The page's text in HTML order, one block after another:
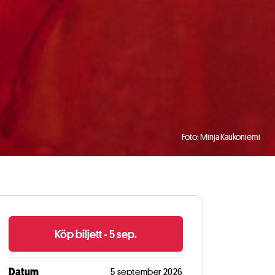
Foto: Minja Kaukoniemi
Köp biljett - 5 sep.
Datum 5 september 2026